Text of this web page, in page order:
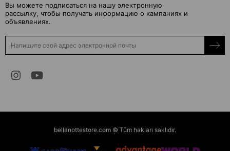
Вы можете подписаться на нашу электронную
рассылку, чтобы получать информацию о кампаниях и
объявлениях.
bellanottestore.com © Tüm hakları saklıdır.